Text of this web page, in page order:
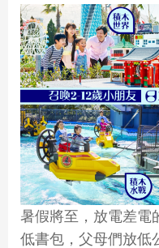
暑假將至，放電差電
低書包，父母們放低